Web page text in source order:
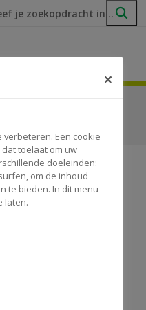
op zoek naar
Zoeken
Een cookie
toelaat om uw
doeleinden:
om de inhoud
te bieden. In dit menu
laten.